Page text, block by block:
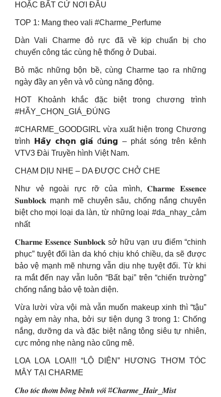
HOẶC BẤT CỨ NƠI ĐÂU
TOP 1: Mang theo vali #Charme_Perfume
Dàn Vali Charme đỏ rực đã về kịp chuẩn bị cho
chuyến công tác cùng hệ thống ở Dubai.
Bỏ mặc những bộn bề, cùng Charme tạo ra những
ngày đầy an yên và vô cùng năng động.
HOT Khoảnh khắc đặc biệt trong chương trình
#HÃY_CHỌN_GIÁ_ĐÚNG
#CHARME_GOODGIRL vừa xuất hiện trong Chương
trình 𝗛𝗮̃𝘆 𝗰𝗵𝗼̣𝗻 𝗴𝗶𝗮́ đ𝘂́𝗻𝗴 – phát sóng trên kênh
VTV3 Đài Truyền hình Việt Nam.
CHẠM DỊU NHẸ – DA ĐƯỢC CHỞ CHE
Như vẻ ngoài rực rỡ của mình, 𝐂𝐡𝐚𝐫𝐦𝐞 𝐄𝐬𝐬𝐞𝐧𝐜𝐞
𝐒𝐮𝐧𝐛𝐥𝐨𝐜𝐤 mạnh mẽ chuyên sâu, chống nắng chuyên
biệt cho mọi loại da làn, từ những loại #da_nhạy_cảm
nhất
𝐂𝐡𝐚𝐫𝐦𝐞 𝐄𝐬𝐬𝐞𝐧𝐜𝐞 𝐒𝐮𝐧𝐛𝐥𝐨𝐜𝐤 sở hữu vạn ưu điểm “chinh
phục” tuyệt đối làn da khó chịu khó chiều, da sẽ được
bảo vệ mạnh mẽ nhưng vẫn dịu nhẹ tuyệt đối. Từ khi
ra mắt đến nay vẫn luôn “Bất bại” trên “chiến trường”
chống nắng bảo vệ toàn diện.
Vừa lười vừa vội mà vẫn muốn makeup xinh thì “tậu”
ngày em này nha, bởi sự tiện dụng 3 trong 1: Chống
nắng, dưỡng da và đặc biệt nâng tông siêu tự nhiên,
cực mỏng nhẹ nàng nào cũng mê.
LOA LOA LOA!!! “LỘ DIỆN” HƯƠNG THƠM TÓC
MÂY TẠI CHARME
𝑪𝒉𝒐 𝒕𝒐́𝒄 𝒕𝒉𝒐̛𝒎 𝒃𝒐̂̀𝒏𝒈 𝒃𝒆̂̀𝒏𝒉 𝒗𝒐̛́𝒊 #𝑪𝒉𝒂𝒓𝒎𝒆_𝑯𝒂𝒊𝒓_𝑴𝒊𝒔𝒕